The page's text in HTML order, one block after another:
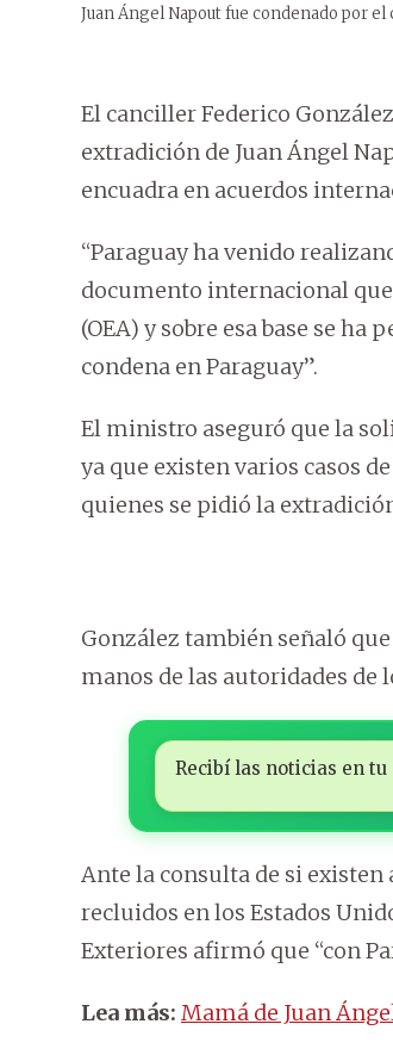
Juan Ángel Napout fue condenado por el
El canciller Federico
extradición de Juan Ángel
encuadra en acuerdos
“Paraguay ha venido
documento internacional que
(OEA) y sobre esa base se
condena en Paraguay”.
El ministro aseguró que la
ya que existen varios casos
quienes se pidió la
González también señaló
manos de las autoridades de
Recibí las noticias en
Ante la consulta de si existen
recluidos en los Estados
Exteriores afirmó que “con
Lea más: Mamá de Juan